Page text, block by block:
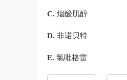
C. 烟酸肌醇
D. 非诺贝特
E. 氯吡格雷